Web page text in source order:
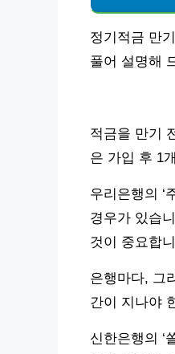
정기적금 만
풀어 설명해
적금을 만기
은 가입 후 1
우리은행의 ‘
경우가 있습
것이 중요합
은행마다, 그
간이 지나야
신한은행의 ‘